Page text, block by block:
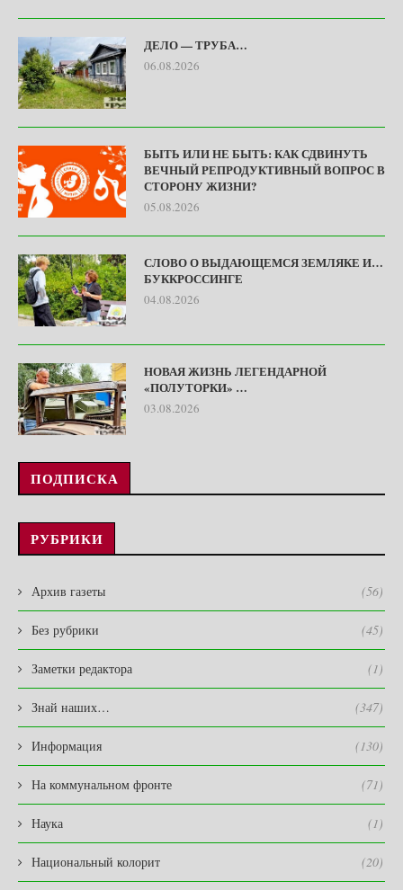
ДЕЛО — ТРУБА…
06.08.2026
БЫТЬ ИЛИ НЕ БЫТЬ: КАК СДВИНУТЬ
ВЕЧНЫЙ РЕПРОДУКТИВНЫЙ ВОПРОС В
СТОРОНУ ЖИЗНИ?
05.08.2026
СЛОВО О ВЫДАЮЩЕМСЯ ЗЕМЛЯКЕ И…
БУККРОССИНГЕ
04.08.2026
НОВАЯ ЖИЗНЬ ЛЕГЕНДАРНОЙ
«ПОЛУТОРКИ» …
03.08.2026
ПОДПИСКА
РУБРИКИ
Архив газеты (56)
Без рубрики (45)
Заметки редактора (1)
Знай наших… (347)
Информация (130)
На коммунальном фронте (71)
Наука (1)
Национальный колорит (20)